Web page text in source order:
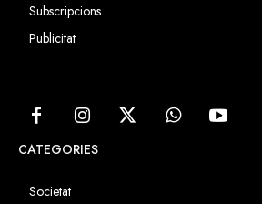
Subscripcions
Publicitat
CATEGORIES
Societat